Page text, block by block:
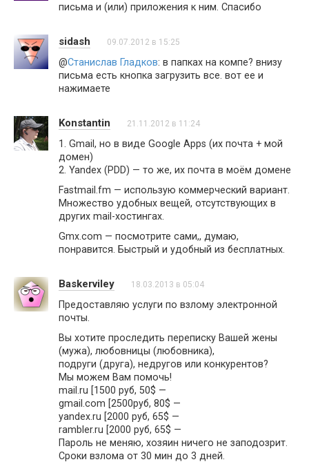
письма и (или) приложения к ним. Спасибо
sidash 09.07.2012 в 15:25
@Станислав Гладков: в папках на компе? внизу
письма есть кнопка загрузить все. вот ее и
нажимаете
Konstantin 21.11.2012 в 11:24
1. Gmail, но в виде Google Apps (их почта + мой
домен)
2. Yandex (PDD) — то же, их почта в моём домене
Fastmail.fm — использую коммерческий вариант.
Множество удобных вещей, отсутствующих в
других mail-хостингах.
Gmx.com — посмотрите сами,, думаю,
понравится. Быстрый и удобный из бесплатных.
Baskerviley 18.03.2013 в 05:04
Предоставляю услуги по взлому электронной
почты.
Вы хотите проследить переписку Вашей жены
(мужа), любовницы (любовника),
подруги (друга), недругов или конкурентов?
Мы можем Вам помочь!
mail.ru [1500 руб, 50$ —
gmail.com [2500руб, 80$ —
yandex.ru [2000 руб, 65$ —
rambler.ru [2000 руб, 65$ —
Пароль не меняю, хозяин ничего не заподозрит.
Сроки взлома от 30 мин до 3 дней.